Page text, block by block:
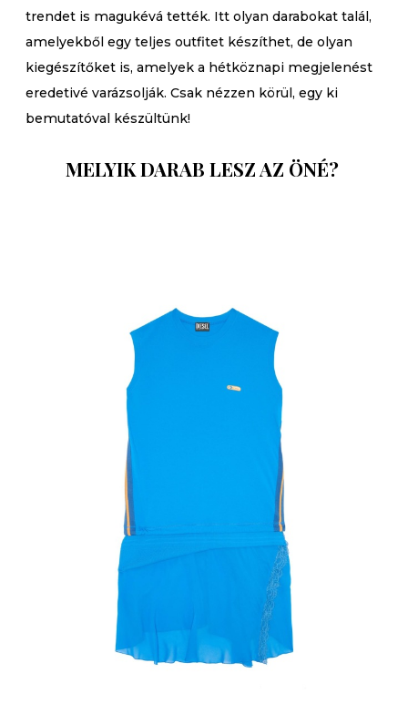
trendet is magukévá tették. Itt olyan darabokat talál,
amelyekből egy teljes outfitet készíthet, de olyan
kiegészítőket is, amelyek a hétköznapi megjelenést
eredetivé varázsolják. Csak nézzen körül, egy ki
bemutatóval készültünk!
MELYIK DARAB LESZ AZ ÖNÉ?